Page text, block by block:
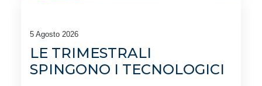
5 Agosto 2026
LE TRIMESTRALI
SPINGONO I TECNOLOGICI